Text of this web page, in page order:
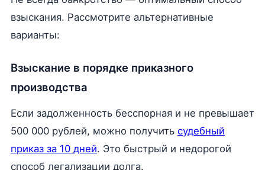
взыскания. Рассмотрите альтернативные
варианты:
Взыскание в порядке приказного
производства
Если задолженность бесспорная и не превышает
500 000 рублей, можно получить судебный
приказ за 10 дней. Это быстрый и недорогой
способ легализации долга.